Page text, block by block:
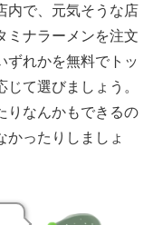
内で、元気そうな店
ミナラーメンを注文
ずれかを無料でトッ
て選びましょう。
りなんかもできるの
かったりしましょ